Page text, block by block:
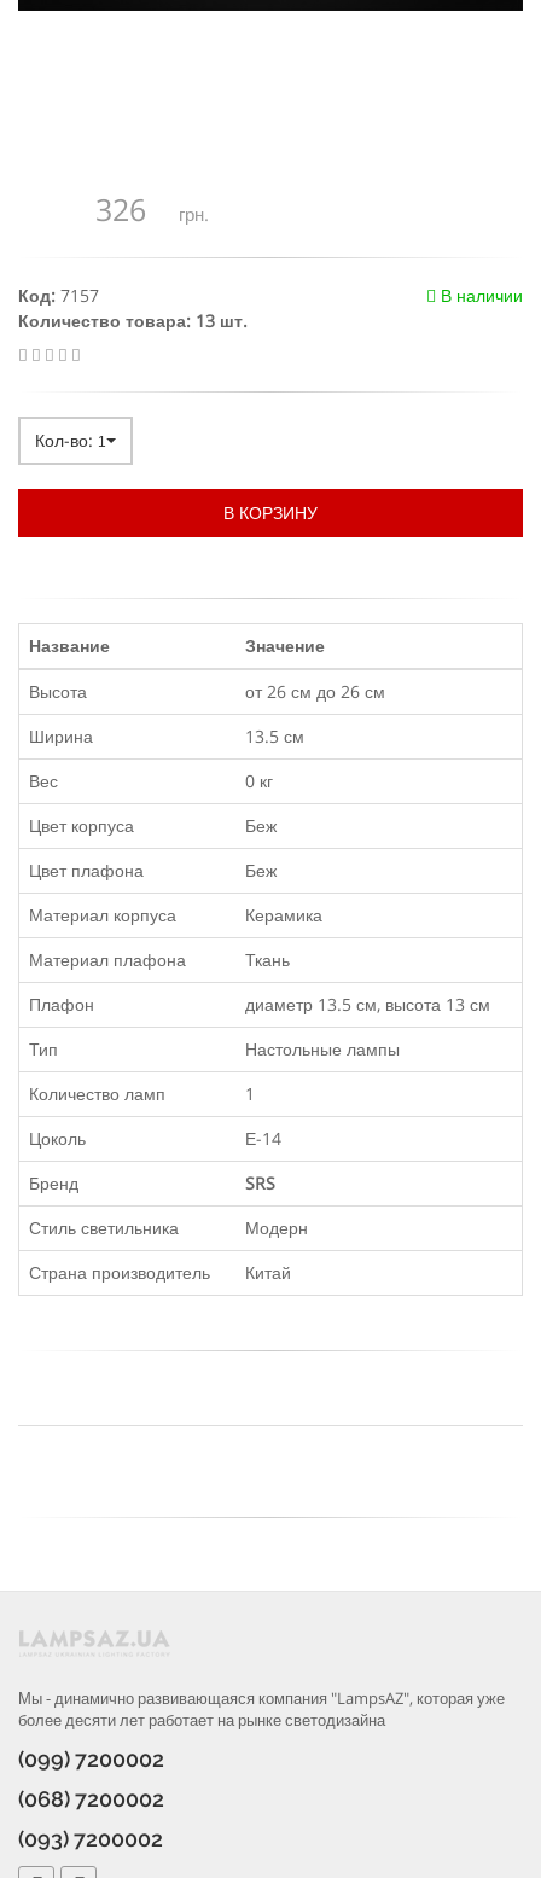
326 грн.
В наличии
Код: 7157
Количество товара: 13 шт.
Кол-во: 1
В КОРЗИНУ
Название
Значение
Высота
от 26 см до 26 см
Ширина
13.5 см
Вес
0 кг
Цвет корпуса
Беж
Цвет плафона
Беж
Материал корпуса
Керамика
Материал плафона
Ткань
Плафон
диаметр 13.5 см, высота 13 см
Тип
Настольные лампы
Количество ламп
1
Цоколь
Е-14
Бренд
SRS
Стиль светильника
Модерн
Страна производитель
Китай
Мы - динамично развивающаяся компания "LampsAZ", которая уже
более десяти лет работает на рынке светодизайна
(099) 7200002
(068) 7200002
(093) 7200002